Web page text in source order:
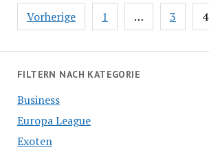
Seitennummerierung
der
Vorherige 1 … 3 4
FILTERN NACH KATEGORIE
Business
Europa League
Exoten